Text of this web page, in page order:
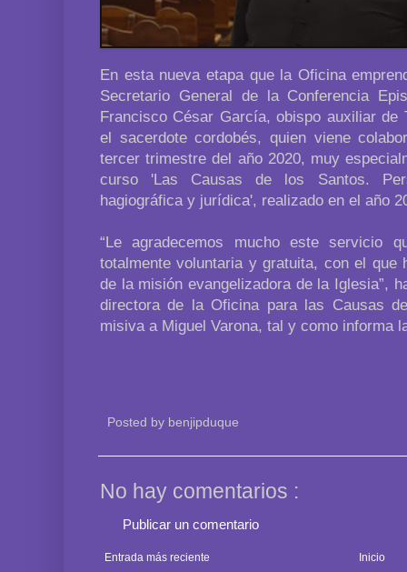
En esta nueva etapa que la Oficina
Secretario General de la Conferencia
Francisco César García, obispo auxiliar de
el sacerdote cordobés, quien viene
tercer trimestre del año 2020, muy
curso 'Las Causas de los Santos.
hagiográfica y jurídica', realizado en el año
“Le agradecemos mucho este servicio
totalmente voluntaria y gratuita, con el que
de la misión evangelizadora de la Iglesia”,
directora de la Oficina para las Causas
misiva a Miguel Varona, tal y como informa
Posted by benjipduque
No hay comentarios :
Publicar un comentario
Entrada más reciente Inicio